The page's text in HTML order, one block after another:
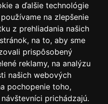
a ďalšie technológie
na zlepšenie
z prehliadania našich
na to, aby sme
prispôsobený
reklamy, na analýzu
našich webových
pochopenie toho,
prichádzajú.
646
Všetky práva vyhradené.
je uvedené inak, nesmie byť
bez výslovného súhlasu